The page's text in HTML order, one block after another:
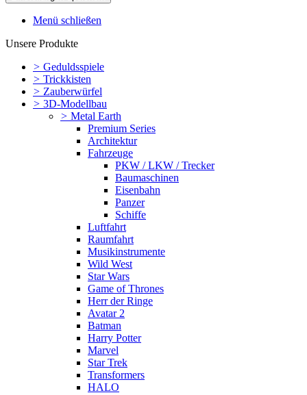
Menü schließen
Unsere Produkte
> Geduldsspiele
> Trickkisten
> Zauberwürfel
> 3D-Modellbau
> Metal Earth
Premium Series
Architektur
Fahrzeuge
PKW / LKW / Trecker
Baumaschinen
Eisenbahn
Panzer
Schiffe
Luftfahrt
Raumfahrt
Musikinstrumente
Wild West
Star Wars
Game of Thrones
Herr der Ringe
Avatar 2
Batman
Harry Potter
Marvel
Star Trek
Transformers
HALO